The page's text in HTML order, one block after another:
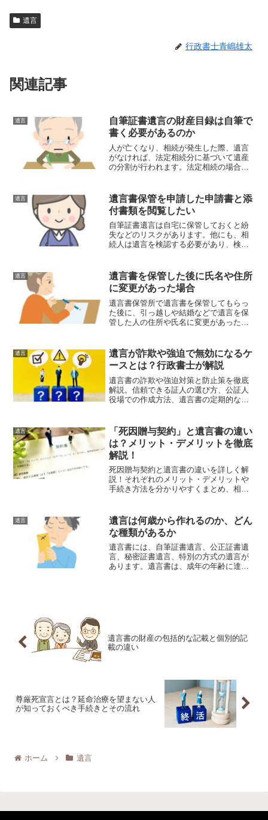
遺言
行政書士青嶋雄太
関連記事
遺言
自筆証書遺言の財産目録は自筆で
書く必要があるのか
人が亡くなり、相続が発生した際、遺言
がなければ、法定相続分に基づいて遺産
の分割が行われます。法定相続の場合だ
全く保護することができませんので、遺
言書を作成する必要があります。
遺言
遺言書保管を申請した申請書と添
付書類を閲覧したい
自筆証書遺言は自宅に保管しておくと紛
失などのリスクがあります。他にも、相
続人は遺言を検認する必要があり、検認
ることによって、検認をする必要もなく
紛失などのリスクにも備え...
遺言
遺言書を保管した後に氏名や住所
に変更があった場合
遺言書保管所で遺言書を保管してもらっ
た後に、引っ越しや結婚などで遺言を保
管した人の住所や氏名に変更があった場
る必要があるのでしょうか。今回の記事
では、法務局で遺言を保管...
遺言
遺言が詐欺や強迫で無効になるケ
ースとは？行政書士が解説
遺言書の詐欺や強迫対策と防止策を徹底
解説。信頼できる証人の選び方、公証人
役場での作成方法、遺言書の定期的な見
ます。
遺言
「死因贈与契約」と遺言書の違い
は？メリット・デメリットを徹底
解説！
死因贈与契約と遺言書の違いを詳しく解
説！それぞれのメリット・デメリットや
手続き方法を分かりやすくまとめ、相続
遺言
遺言は何歳から作れるのか、どん
な種類があるか
遺言書には、自筆証書遺言、公正証書遺
言、秘密証書遺言、特別の方式の遺言が
あります。遺言書は、成年の年齢に達し
遺言書の財産の包括的な記載と個別的記
載の違い
尊厳死宣言とは？延命治療を望まない人
が知っておくべき手続きとその流れ
ホーム 遺言